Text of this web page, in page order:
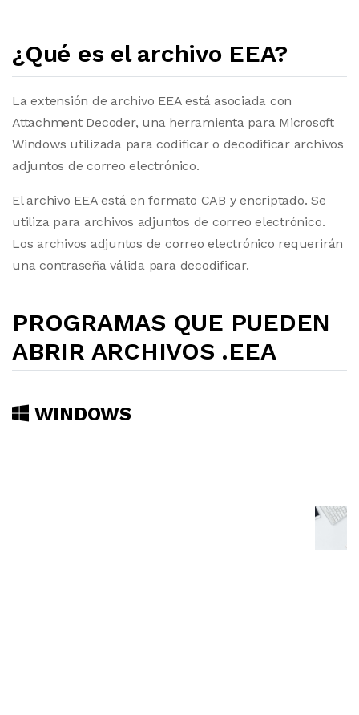
¿Qué es el archivo EEA?
La extensión de archivo EEA está asociada con
Attachment Decoder, una herramienta para Microsoft
Windows utilizada para codificar o decodificar archivos
adjuntos de correo electrónico.
El archivo EEA está en formato CAB y encriptado. Se
utiliza para archivos adjuntos de correo electrónico.
Los archivos adjuntos de correo electrónico requerirán
una contraseña válida para decodificar.
PROGRAMAS QUE PUEDEN
ABRIR ARCHIVOS .EEA
WINDOWS